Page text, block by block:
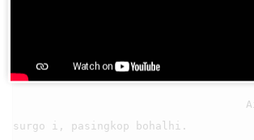
tongtong, ndang boi holsoan rohangkon,